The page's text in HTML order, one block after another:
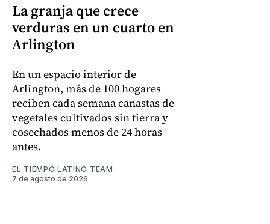
La granja que crece
verduras en un cuarto en
Arlington
En un espacio interior de
Arlington, más de 100 hogares
reciben cada semana canastas de
vegetales cultivados sin tierra y
cosechados menos de 24 horas
antes.
EL TIEMPO LATINO TEAM
7 de agosto de 2026